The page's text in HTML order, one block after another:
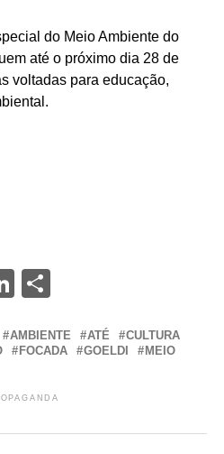
do Meio Ambiente do
até o próximo dia 28 de
voltadas para educação,
LinkedIn
Share
AMBIENTE ATÉ
CULTURA
FOCADA GOELDI
MEIO